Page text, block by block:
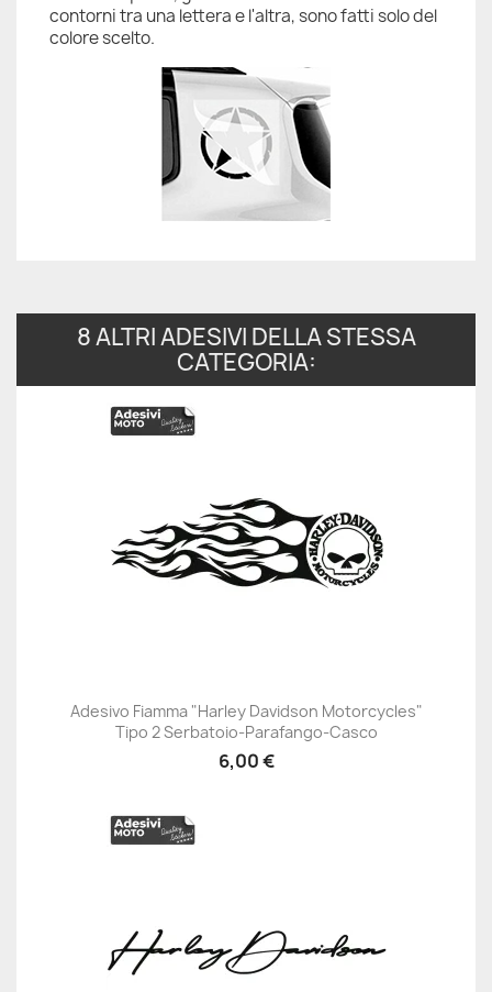
contorni tra una lettera e l'altra, sono fatti solo del
colore scelto.
8 ALTRI ADESIVI DELLA STESSA
CATEGORIA:
Adesivo Fiamma "Harley Davidson Motorcycles"
Tipo 2 Serbatoio-Parafango-Casco
6,00 €